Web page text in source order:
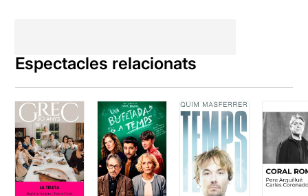
Espectacles relacionats